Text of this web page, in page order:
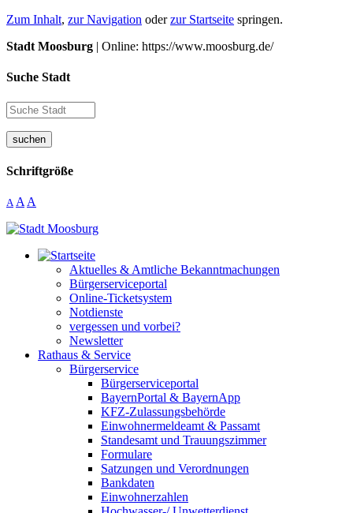
Zum Inhalt, zur Navigation oderzur Startseite springen.
Stadt Moosburg | Online: https://www.moosburg.de/
Suche Stadt
suchen
Schriftgröße
A A A
Aktuelles & Amtliche Bekanntmachungen
Bürgerserviceportal
Online-Ticketsystem
Notdienste
vergessen und vorbei?
Newsletter
Rathaus & Service
Bürgerservice
Bürgerserviceportal
BayernPortal & BayernApp
KFZ-Zulassungsbehörde
Einwohnermeldeamt & Passamt
Standesamt und Trauungszimmer
Formulare
Satzungen und Verordnungen
Bankdaten
Einwohnerzahlen